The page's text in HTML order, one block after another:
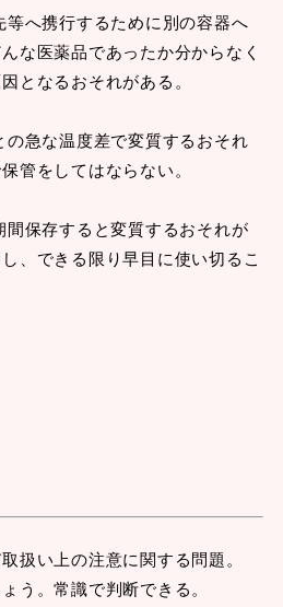
等へ携行するために別の容器へ
な医薬品であったか分からなく
となるおそれがある。
の急な温度差で変質するおそれ
管をしてはならない。
間保存すると変質するおそれが
、できる限り早目に使い切るこ
扱い上の注意に関する問題。
う。常識で判断できる。